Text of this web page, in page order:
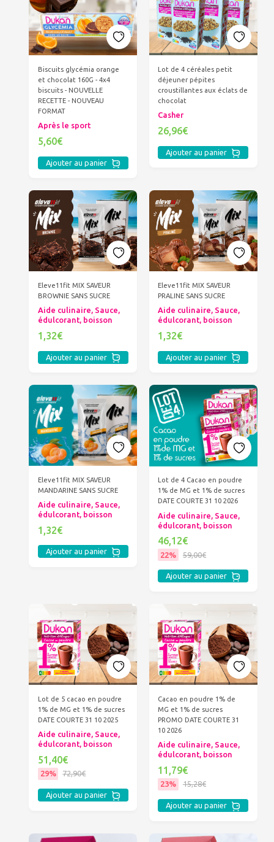
Biscuits glycémia orange
et chocolat 160G - 4x4
biscuits - NOUVELLE
RECETTE - NOUVEAU
FORMAT
Après le sport
5,60€
Ajouter au panier
Lot de 4 céréales petit
déjeuner pépites
croustillantes aux éclats de
chocolat
Casher
26,96€
Ajouter au panier
Eleve11fit MIX SAVEUR
BROWNIE SANS SUCRE
Aide culinaire, Sauce,
édulcorant, boisson
1,32€
Ajouter au panier
Eleve11fit MIX SAVEUR
PRALINE SANS SUCRE
Aide culinaire, Sauce,
édulcorant, boisson
1,32€
Ajouter au panier
Eleve11fit MIX SAVEUR
MANDARINE SANS SUCRE
Aide culinaire, Sauce,
édulcorant, boisson
1,32€
Ajouter au panier
Lot de 4 Cacao en poudre
1% de MG et 1% de sucres
DATE COURTE 31 10 2026
Aide culinaire, Sauce,
édulcorant, boisson
46,12€
22% 59,00€
Ajouter au panier
Lot de 5 cacao en poudre
1% de MG et 1% de sucres
DATE COURTE 31 10 2025
Aide culinaire, Sauce,
édulcorant, boisson
51,40€
29% 72,90€
Ajouter au panier
Cacao en poudre 1% de
MG et 1% de sucres
PROMO DATE COURTE 31
10 2026
Aide culinaire, Sauce,
édulcorant, boisson
11,79€
23% 15,28€
Ajouter au panier